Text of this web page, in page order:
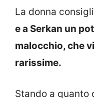
La donna
e a Serkan un
malocchio, che
rarissime.
Stando a quanto